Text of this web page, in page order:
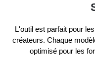
L'outil est parfait pour
créateurs. Chaque
optimisé pour les